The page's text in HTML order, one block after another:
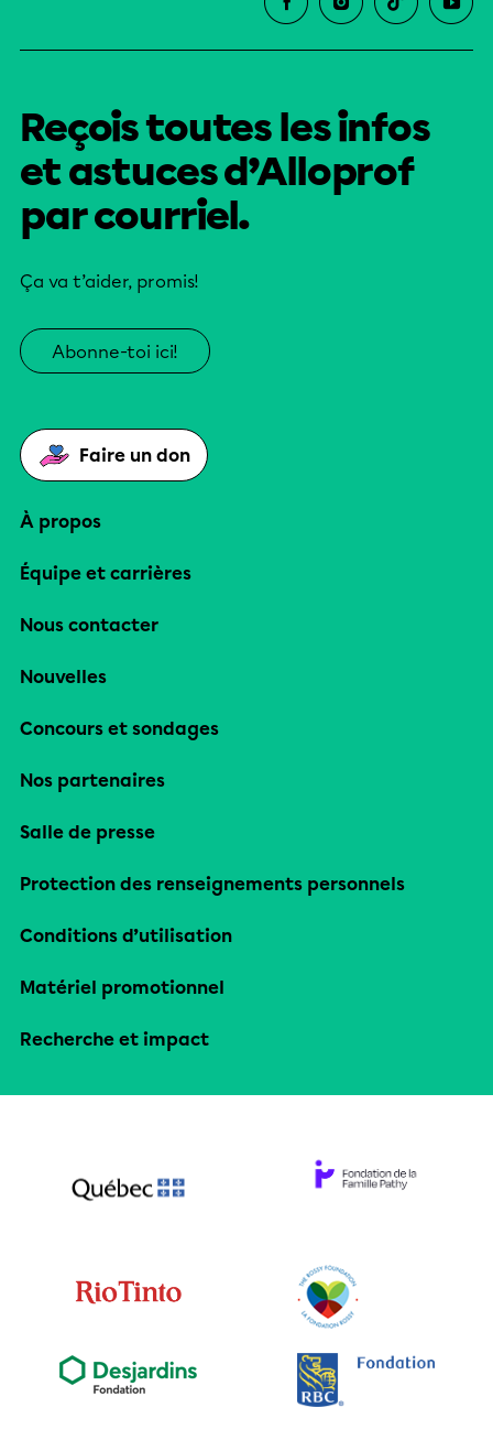
Reçois toutes les infos
et astuces d’Alloprof
par courriel.
Ça va t’aider, promis!
Abonne-toi ici!
Faire un don
À propos
Équipe et carrières
Nous contacter
Nouvelles
Concours et sondages
Nos partenaires
Salle de presse
Protection des renseignements personnels
Conditions d’utilisation
Matériel promotionnel
Recherche et impact